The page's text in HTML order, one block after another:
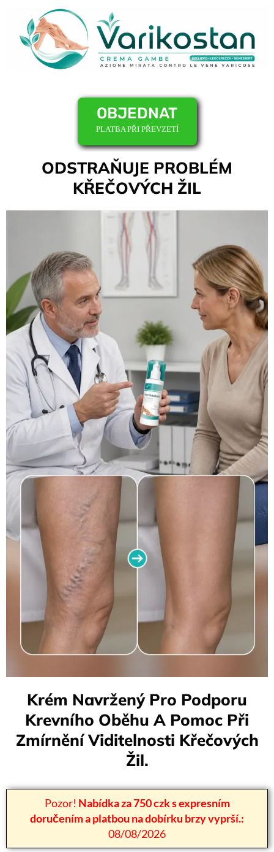
OBJEDNAT
PLATBA PŘI PŘEVZETÍ
ODSTRAŇUJE PROBLÉM
KŘEČOVÝCH ŽIL
Krém Navržený Pro Podporu
Krevního Oběhu A Pomoc Při
Zmírnění Viditelnosti Křečových
Žil.
Pozor! Nabídka za 750 czk s expresním
doručením a platbou na dobírku brzy vyprší.:
08/08/2026